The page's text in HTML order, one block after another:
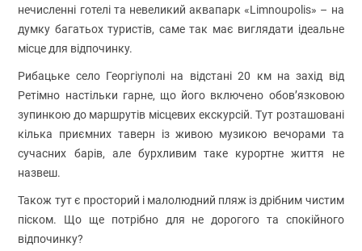
нечисленні готелі та невеликий аквапарк «Limnoupolis» – на
думку багатьох туристів, саме так має виглядати ідеальне
місце для відпочинку.
Рибацьке село Георгіуполі на відстані 20 км на захід від
Ретімно настільки гарне, що його включено обов’язковою
зупинкою до маршрутів місцевих екскурсій. Тут розташовані
кілька приємних таверн із живою музикою вечорами та
сучасних барів, але бурхливим таке курортне життя не
назвеш.
Також тут є просторий і малолюдний пляж із дрібним чистим
піском. Що ще потрібно для не дорогого та спокійного
відпочинку?